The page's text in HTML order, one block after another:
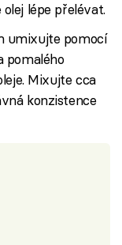
lépe přelévat.
umixujte pomocí
pomalého
Mixujte cca
konzistence